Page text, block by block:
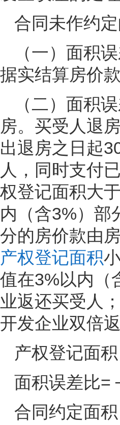
合同未作约
（一）面积
据实结算房价款
（二）面积
房。买受人退
出退房之日起
人，同时支付
权登记面积大
内（含3%）部
分的房价款由
产权登记面积
值在3%以内（
业返还买受人
开发企业双倍
产权登记面
面积误差
合同约定面积